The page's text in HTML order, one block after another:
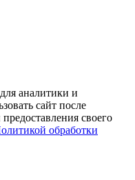
аналитики и
сайт после
своего
обработки